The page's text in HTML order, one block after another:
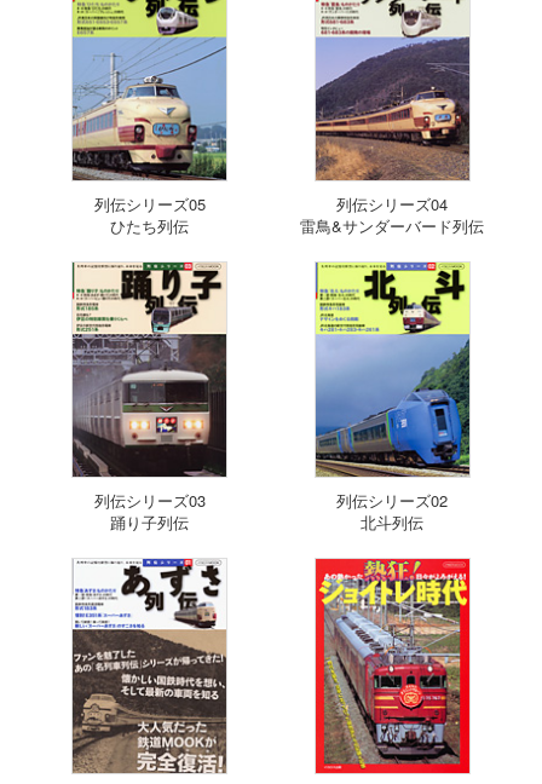
列伝シリーズ05
ひたち列伝
列伝シリーズ04
雷鳥&サンダーバード列伝
列伝シリーズ03
踊り子列伝
列伝シリーズ02
北斗列伝